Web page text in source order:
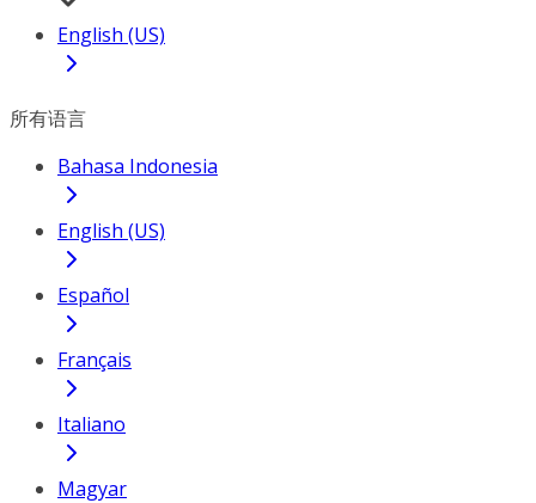
English (US)
所有语言
Bahasa Indonesia
English (US)
Español
Français
Italiano
Magyar